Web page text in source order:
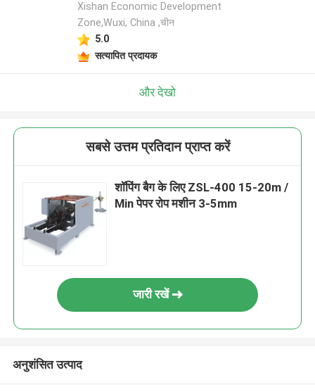
Xishan Economic Development
Zone,Wuxi, China ,चीन
5.0
सत्यापित प्रदायक
और देखो
सबसे उत्तम प्रतिदान प्राप्त करें
शॉपिंग बैग के लिए ZSL-400 15-20m /
Min पेपर रोप मशीन 3-5mm
जारी रखें
अनुशंसित उत्पाद